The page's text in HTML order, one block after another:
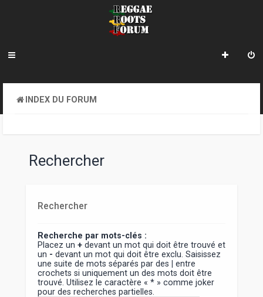
INDEX DU FORUM
Rechercher
Rechercher
Recherche par mots-clés :
Placez un +devant un mot qui doit être trouvé et
un - devant un mot qui doit être exclu. Saisissez
une suite de mots séparés par des | entre
crochets si uniquement un des mots doit être
trouvé. Utilisez le caractère « * » comme joker
pour des recherches partielles.